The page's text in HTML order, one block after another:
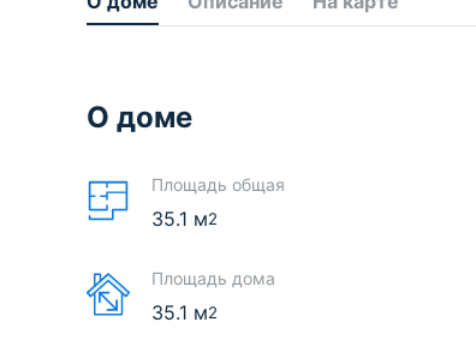
О доме
Площадь общая
35.1 м2
Площадь дома
35.1 м2